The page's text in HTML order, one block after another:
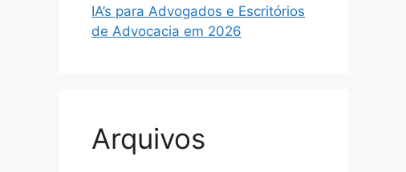
IA’s para Advogados e Escritórios
de Advocacia em 2026
Arquivos